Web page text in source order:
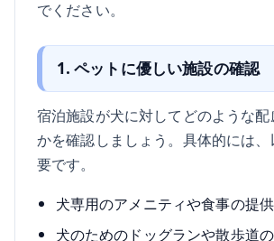
でください。
1. ペットに優しい施設の確認
宿泊施設が犬に対してどのような配
かを確認しましょう。具体的には
要です。
犬専用のアメニティや食事の提供
犬のためのドッグランや散歩道